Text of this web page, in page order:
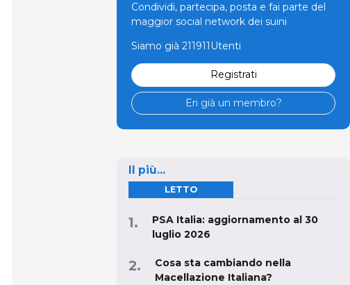
Condividi, partecipa, posta e fai parte del
maggior social network dei suini
Siamo già 211911Utenti
Registrati
Eri già un membro?
Il più...
LETTO
PSA Italia: aggiornamento al 30
luglio 2026
Cosa sta cambiando nella
Macellazione Italiana?